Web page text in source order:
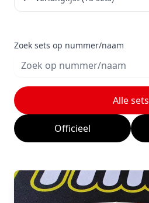
Zoek sets op nummer/naam
Alle sets
Officieel